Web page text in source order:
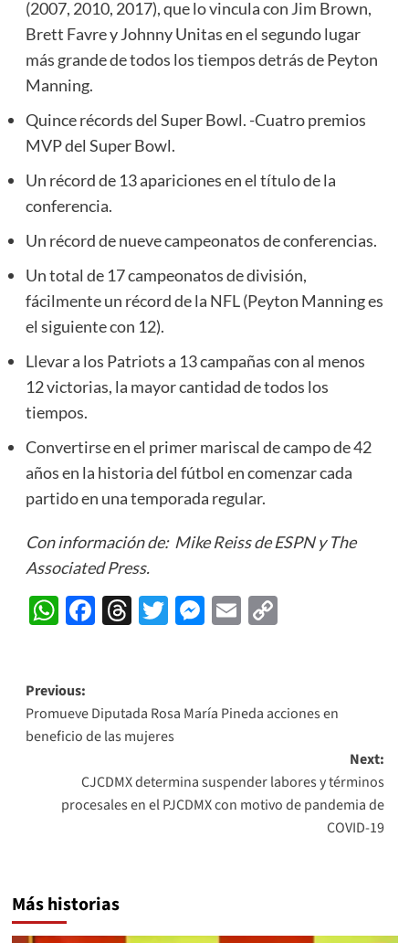
(2007, 2010, 2017), que lo vincula con Jim Brown,
Brett Favre y Johnny Unitas en el segundo lugar
más grande de todos los tiempos detrás de Peyton
Manning.
Quince récords del Super Bowl. -Cuatro premios
MVP del Super Bowl.
Un récord de 13 apariciones en el título de la
conferencia.
Un récord de nueve campeonatos de conferencias.
Un total de 17 campeonatos de división,
fácilmente un récord de la NFL (Peyton Manning es
el siguiente con 12).
Llevar a los Patriots a 13 campañas con al menos
12 victorias, la mayor cantidad de todos los
tiempos.
Convertirse en el primer mariscal de campo de 42
años en la historia del fútbol en comenzar cada
partido en una temporada regular.
Con información de: Mike Reiss de ESPN y The
Associated Press.
WhatsApp
Facebook
Threads
Twitter
Messenger
EmailCopy
Post
navigation
Previous:
Promueve Diputada Rosa María Pineda acciones en
beneficio de las mujeres
Next:
CJCDMX determina suspender labores y términos
procesales en el PJCDMX con motivo de pandemia de
COVID-19
Más historias